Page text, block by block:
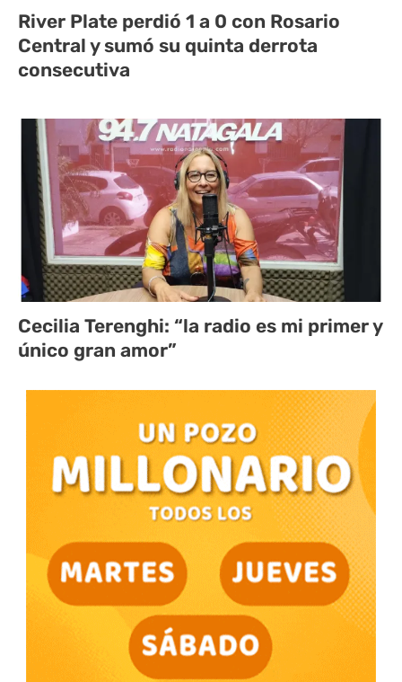
River Plate perdió 1 a 0 con Rosario
Central y sumó su quinta derrota
consecutiva
Cecilia Terenghi: “la radio es mi primer y
único gran amor”